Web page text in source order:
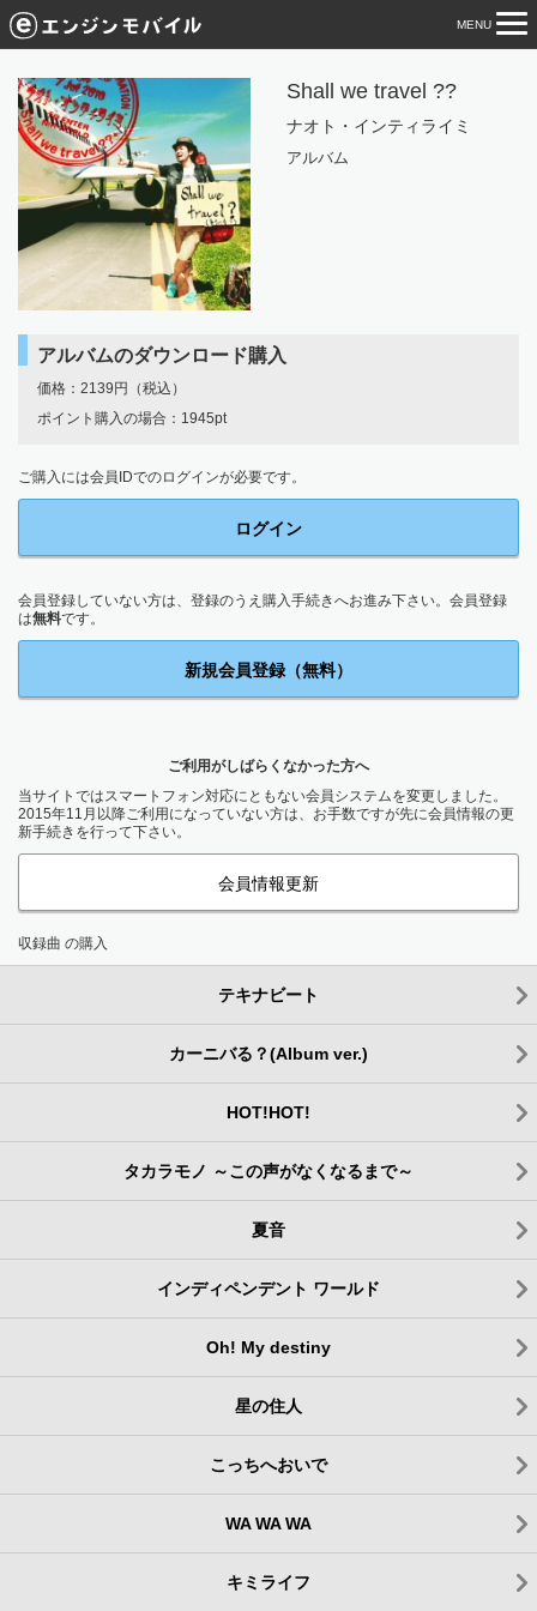
MENU
Shall we travel ??
ナオト・インティライミ
アルバム
アルバムのダウンロード購入
価格：2139円（税込）
ポイント購入の場合：1945pt
ご購入には会員IDでのログインが必要です。
ログイン
会員登録していない方は、登録のうえ購入手続きへお進み下さい。会員登録
は無料です。
新規会員登録（無料）
ご利用がしばらくなかった方へ
当サイトではスマートフォン対応にともない会員システムを変更しました。
2015年11月以降ご利用になっていない方は、お手数ですが先に会員情報の更
新手続きを行って下さい。
会員情報更新
収録曲 の購入
テキナビート
カーニバる？(Album ver.)
HOT!HOT!
タカラモノ ～この声がなくなるまで～
夏音
インディペンデント ワールド
Oh! My destiny
星の住人
こっちへおいで
WA WA WA
キミライフ